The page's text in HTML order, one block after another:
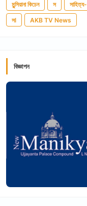
মুন্সিয়ানা কিচেন স
সl AKB TV News
বিজ্ঞাপন